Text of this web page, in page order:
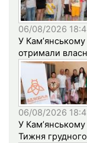
06/08/2026
У
отримали
06/08/2026
У
Тижня